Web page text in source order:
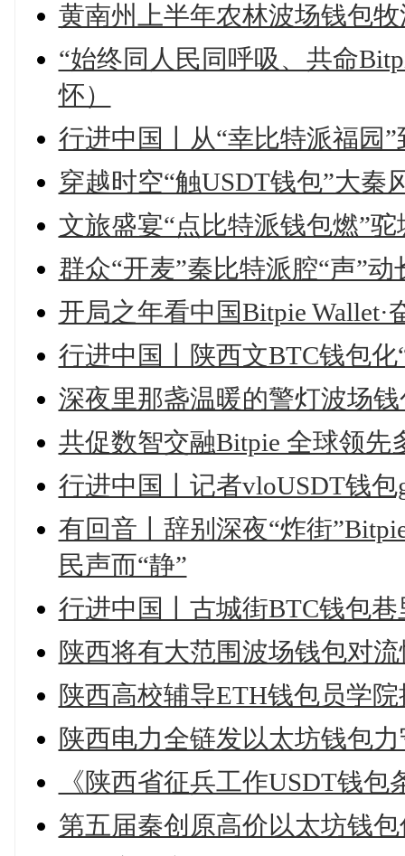
黄南州上半年农林波场钱包
“始终同人民同呼吸、共命
怀）
行进中国丨从“幸比特派福园”
穿越时空“触USDT钱包”大秦
文旅盛宴“点比特派钱包燃”驼
群众“开麦”秦比特派腔“声”动
开局之年看中国Bitpie Wallet·
行进中国丨陕西文BTC钱包化
深夜里那盏温暖的警灯波场
共促数智交融Bitpie 全球领先
行进中国丨记者vloUSDT钱
有回音丨辞别深夜“炸街
民声而“静”
行进中国丨古城街BTC钱包巷
陕西将有大范围波场钱包对
陕西高校辅导ETH钱包员学院
陕西电力全链发以太坊钱包
《陕西省征兵工作USDT钱
第五届秦创原高价以太坊钱